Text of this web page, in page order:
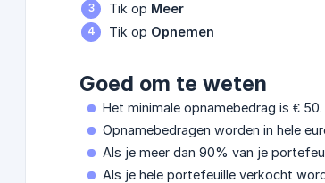
Tik op Meer
Tik op Opnemen
Goed om te weten
Het minimale opnamebedrag is € 50.
Opnamebedragen worden in hele
Als je meer dan 90% van je
Als je hele portefeuille verkocht